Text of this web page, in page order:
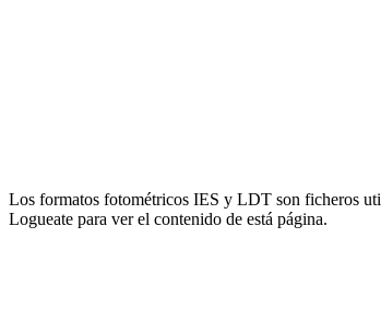
WhatsApp
Los formatos fotométricos IES y LDT son ficheros
Logueate para ver el contenido de está página.